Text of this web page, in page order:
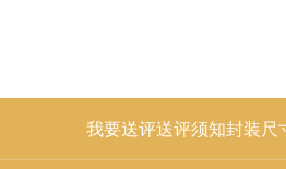
我要送评送评须知封装尺